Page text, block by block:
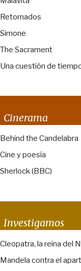
Retornados
Simone
The Sacrament
Una cuestión de
Cinerama
Behind the Candelabra
Cine y poesía
Sherlock (BBC)
Investigamos
Cleopatra, la reina del
Mandela contra el